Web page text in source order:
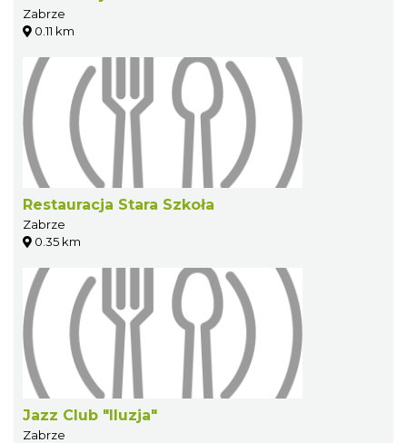
Zabrze
0.11 km
Restauracja Stara Szkoła
Zabrze
0.35 km
Jazz Club "Iluzja"
Zabrze